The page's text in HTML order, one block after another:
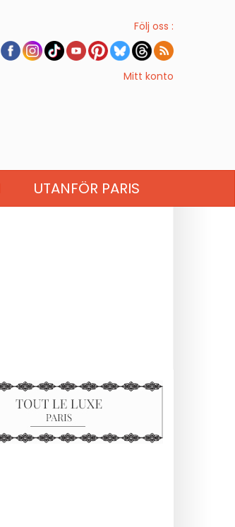
Följ oss :
Mitt konto
UTANFÖR PARIS